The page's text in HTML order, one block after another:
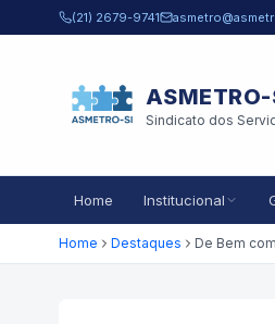
Pular para o conteúdo principal
(21) 2679-9741
ASMETRO-
Sindicato dos
Home Institucional
Home Destaques